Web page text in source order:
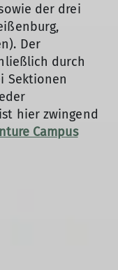
der drei
Der
durch
Sektionen
hier zwingend
Campus